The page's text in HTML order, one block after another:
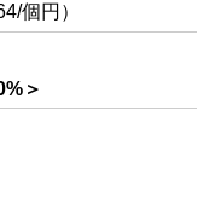
個円）
＞